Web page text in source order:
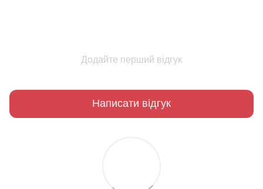
Додайте перший відгук
Написати відгук